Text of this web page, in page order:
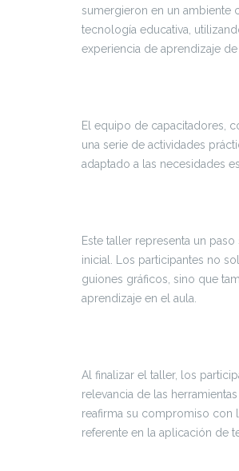
sumergieron en un ambiente
tecnología educativa,
experiencia de aprendizaje
El equipo de capacitadores,
una serie de actividades
adaptado a las necesidades
Este taller representa un
inicial. Los participantes no
guiones gráficos, sino que
aprendizaje en el aula.
Al finalizar el taller, los
relevancia de las
reafirma su compromiso con
referente en la aplicación de